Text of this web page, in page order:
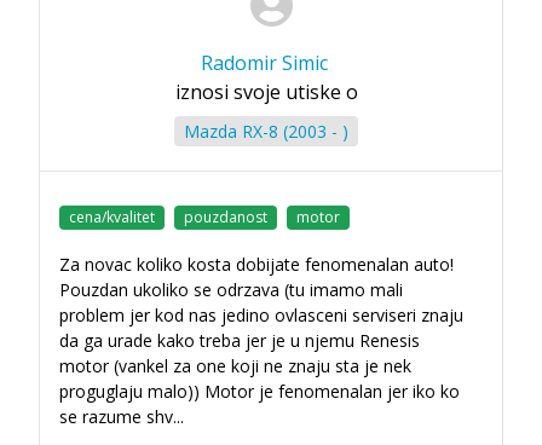
Radomir Simic
iznosi svoje utiske o
Mazda RX-8 (2003 - )
cena/kvalitet pouzdanost motor
Za novac koliko kosta dobijate fenomenalan auto!
Pouzdan ukoliko se odrzava (tu imamo mali
problem jer kod nas jedino ovlasceni serviseri znaju
da ga urade kako treba jer je u njemu Renesis
motor (vankel za one koji ne znaju sta je nek
proguglaju malo)) Motor je fenomenalan jer iko ko
se razume shv...